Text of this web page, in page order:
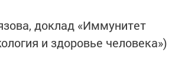
доклад «Иммунитет
и здоровье человека»)